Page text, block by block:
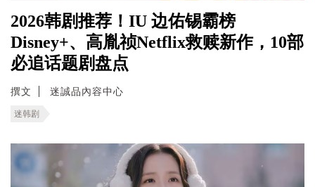
2026韩剧推荐！IU 边佑锡霸榜
Disney+、高胤祯Netflix救赎新作，10部
必追话题剧盘点
撰文 迷誠品內容中心
迷韩剧